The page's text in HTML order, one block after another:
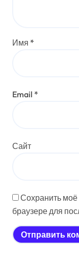
Имя *
Email *
Сайт
Сохранить моё
браузере для